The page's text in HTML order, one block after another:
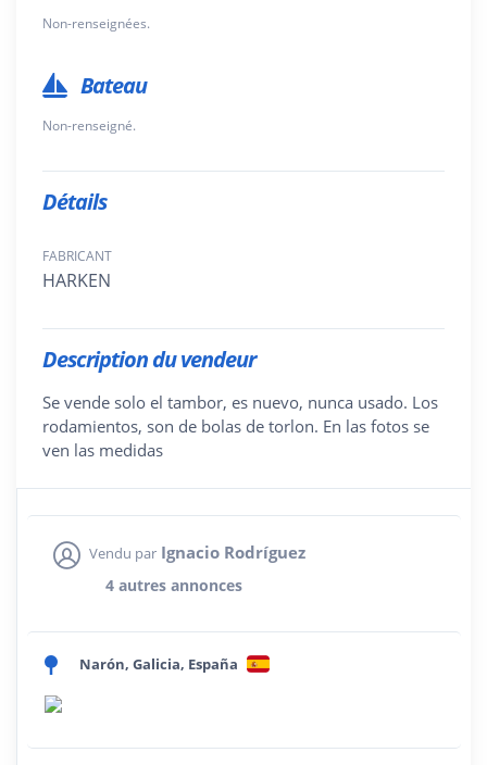
Non-renseignées.
Bateau
Non-renseigné.
Détails
FABRICANT
HARKEN
Description du vendeur
Se vende solo el tambor, es nuevo, nunca usado. Los
rodamientos, son de bolas de torlon. En las fotos se
ven las medidas
Vendu par Ignacio Rodríguez
4 autres annonces
Narón, Galicia, España